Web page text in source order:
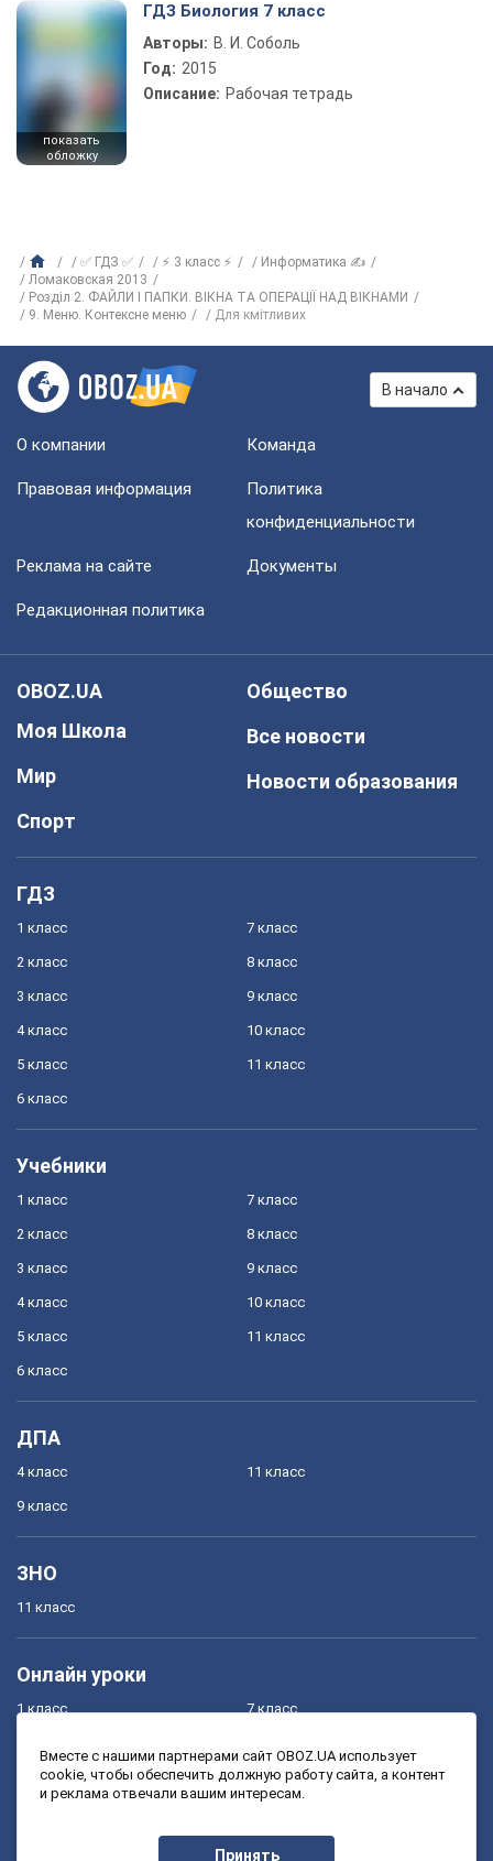
показать
обложку
ГДЗ Биология 7 класс
Авторы: В. И. Соболь
Год: 2015
Описание: Рабочая тетрадь
✅ ГДЗ ✅ ⚡ 3 класс ⚡
Информатика ✍
Ломаковская 2013
Розділ 2. ФАЙЛИ І ПАПКИ. ВІКНА ТА ОПЕРАЦІЇ НАД ВІКНАМИ
9. Меню. Контексне меню
Для кмітливих
В начало
О компании Команда
Правовая информация
Политика
конфиденциальности
Реклама на сайте Документы
Редакционная политика
OBOZ.UA
Моя Школа
Мир
Спорт
Общество
Все новости
Новости образования
ГДЗ
1 класс
2 класс
3 класс
4 класс
5 класс
6 класс
7 класс
8 класс
9 класс
10 класс
11 класс
Учебники
1 класс
2 класс
3 класс
4 класс
5 класс
6 класс
7 класс
8 класс
9 класс
10 класс
11 класс
ДПА
4 класс
9 класс
11 класс
ЗНО
11 класс
Онлайн уроки
1 класс
3 класс
7 класс
9 класс
Вместе с нашими партнерами сайт OBOZ.UA использует
cookie, чтобы обеспечить должную работу сайта, а контент
и реклама отвечали вашим интересам.
Принять